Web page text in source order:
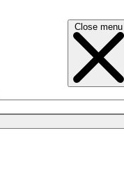
Close menu